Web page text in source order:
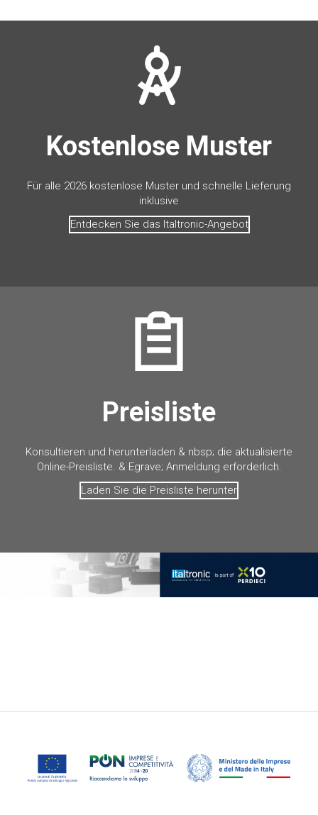
Kostenlose Muster
Für alle 2026 kostenlose Muster und schnelle Lieferung
inklusive
Entdecken Sie das Italtronic-Angebot
Preisliste
Konsultieren und herunterladen & nbsp; die aktualisierte
Online-Preisliste. & Egrave; Anmeldung erforderlich.
Laden Sie die Preisliste herunter